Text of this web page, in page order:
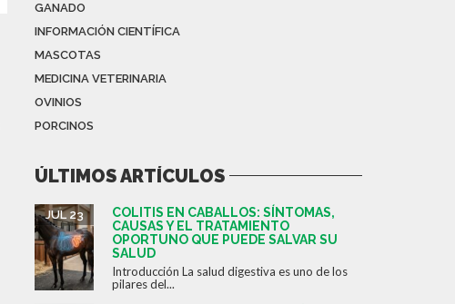
GANADO
INFORMACIÓN CIENTÍFICA
MASCOTAS
MEDICINA VETERINARIA
OVINIOS
PORCINOS
ÚLTIMOS ARTÍCULOS
COLITIS EN CABALLOS: SÍNTOMAS,
CAUSAS Y EL TRATAMIENTO
OPORTUNO QUE PUEDE SALVAR SU
SALUD
JUL 23
Introducción La salud digestiva es uno de los
pilares del...